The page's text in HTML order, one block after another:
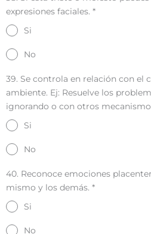
expresiones faciales. *
Si
No
39. Se controla en relación con el
ambiente. Ej: Resuelve los
ignorando o con otros
Si
No
40. Reconoce emociones
mismo y los demás. *
Si
No